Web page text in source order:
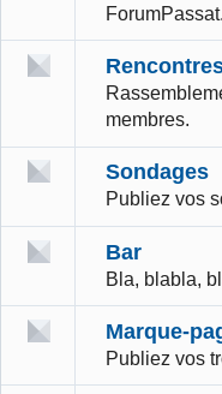
membres.
Sondages
Publiez vos
Bar
Bla, blabla,
Marque-
Publiez vos